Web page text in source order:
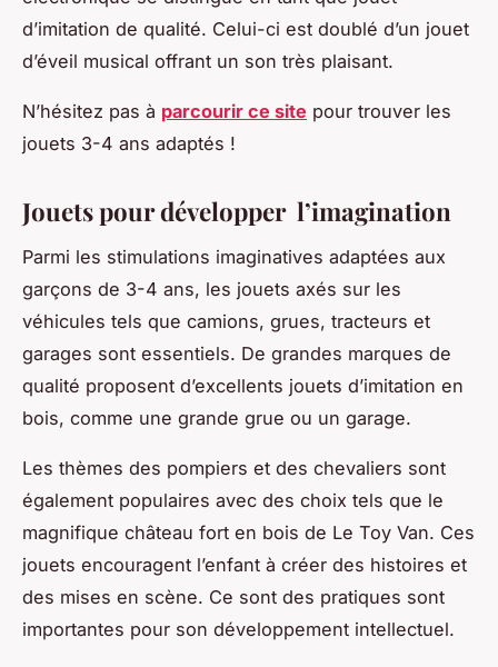
d’imitation de qualité. Celui-ci est doublé d’un jouet
d’éveil musical offrant un son très plaisant.
N’hésitez pas à parcourir ce site pour trouver les
jouets 3-4 ans adaptés !
Jouets pour développer l’imagination
Parmi les stimulations imaginatives adaptées aux
garçons de 3-4 ans, les jouets axés sur les
véhicules tels que camions, grues, tracteurs et
garages sont essentiels. De grandes marques de
qualité proposent d’excellents jouets d’imitation en
bois, comme une grande grue ou un garage.
Les thèmes des pompiers et des chevaliers sont
également populaires avec des choix tels que le
magnifique château fort en bois de Le Toy Van. Ces
jouets encouragent l’enfant à créer des histoires et
des mises en scène. Ce sont des pratiques sont
importantes pour son développement intellectuel.